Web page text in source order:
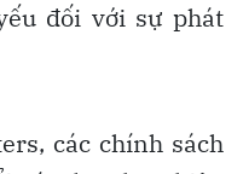
đối với sự phát
các chính sách